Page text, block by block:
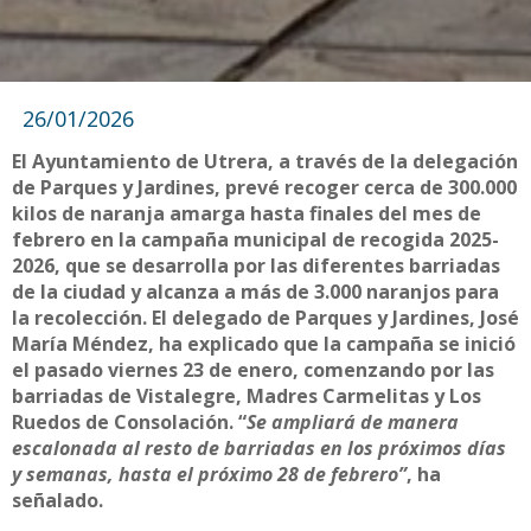
26/01/2026
El Ayuntamiento de Utrera, a través de la delegación
de Parques y Jardines, prevé recoger cerca de 300.000
kilos de naranja amarga hasta finales del mes de
febrero en la campaña municipal de recogida 2025-
2026, que se desarrolla por las diferentes barriadas
de la ciudad y alcanza a más de 3.000 naranjos para
la recolección. El delegado de Parques y Jardines, José
María Méndez, ha explicado que la campaña se inició
el pasado viernes 23 de enero, comenzando por las
barriadas de Vistalegre, Madres Carmelitas y Los
Ruedos de Consolación. “Se ampliará de manera
escalonada al resto de barriadas en los próximos días
y semanas, hasta el próximo 28 de febrero”, ha
señalado.